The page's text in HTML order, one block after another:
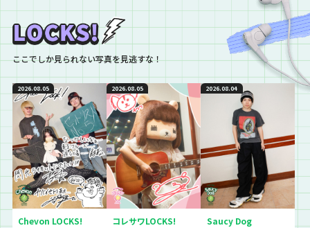
ここでしか見られない写真を見逃すな！
2026.08.05
Chevon LOCKS!
2026.08.05
コレサワLOCKS!
2026.08.04
Saucy Dog